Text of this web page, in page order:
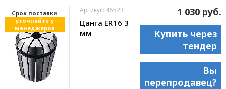
Cрок поставки
уточняйте у
менеджеров
Артикул: 46523
Цанга ER16 3
мм
1 030 руб.
Купить через
тендер
Вы
перепродавец?